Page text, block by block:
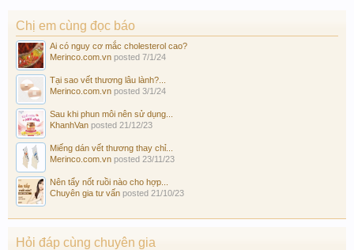
Chị em cùng đọc báo
Ai có nguy cơ mắc cholesterol cao?
Merinco.com.vn posted 7/1/24
Tại sao vết thương lâu lành?...
Merinco.com.vn posted 3/1/24
Sau khi phun môi nên sử dụng...
KhanhVan posted 21/12/23
Miếng dán vết thương thay chỉ...
Merinco.com.vn posted 23/11/23
Nên tẩy nốt ruồi nào cho hợp...
Chuyên gia tư vấn posted 21/10/23
Hỏi đáp cùng chuyên gia